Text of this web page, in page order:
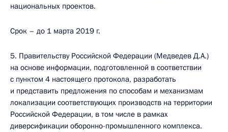
национальных проектов.
Срок – до 1 марта 2019 г.
5. Правительству Российской Федерации (Медведев Д.А.)
на основе информации, подготовленной в соответствии
с пунктом 4 настоящего протокола, разработать
и представить предложения по способам и механизмам
локализации соответствующих производств на территории
Российской Федерации, в том числе в рамках
диверсификации оборонно-промышленного комплекса.